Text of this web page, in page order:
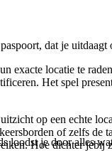
dat je
exacte locatie te
Het spel
op een echte
of zelfs de
Hoe dichter jebij
loodst je door alles